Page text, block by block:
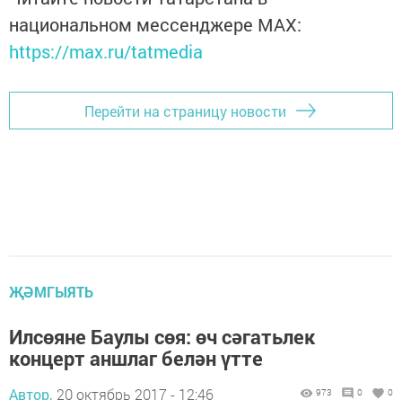
национальном мессенджере MАХ:
https://max.ru/tatmedia
Перейти на страницу новости
ҖӘМГЫЯТЬ
Илсөяне Баулы сөя: өч сәгатьлек
концерт аншлаг белән үтте
Автор, 20 октябрь 2017 - 12:46 973 0 0